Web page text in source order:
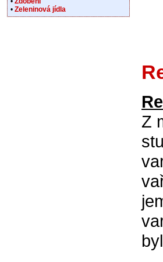
Z
• Zeleninová jídla